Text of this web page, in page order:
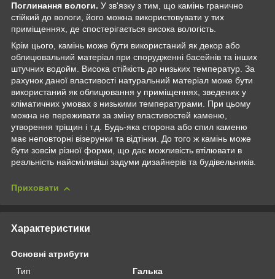
Поглинання вологи. У зв'язку з тим, що камінь гранично
стійкий до вологи, його можна використовувати у тих
приміщеннях, де спостерігається висока вологість.
Крім цього, камінь може бути використаний як декор або
облицювальний матеріал при спорудженні басейнів та інших
штучних водойм. Висока стійкість до низьких температур. За
рахунок даної властивості натуральний матеріал може бути
використаний як облицювання у приміщеннях, зведених у
кліматичних умовах з низькими температурами. При цьому
можна не переживати за зміну властивостей каменю,
утворення тріщин і т.д. Будь-яка сторона або спил каменю
має неповторні візерунки та відтінки. До того ж камінь може
бути зовсім різної форми, що дає можливість втілювати в
реальність найсміливіші задуми дизайнерів та будівельників.
Приховати
Характеристики
Основні атрибути
Тип
Галька